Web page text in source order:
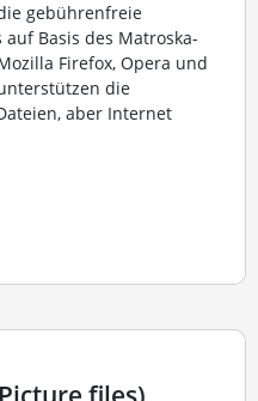
gebührenfreie
Basis des Matroska-
Firefox, Opera und
die
aber Internet